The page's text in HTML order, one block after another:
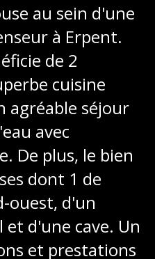
au sein d'une
à Erpent.
de 2
cuisine
agréable séjour
avec
De plus, le bien
dont 1 de
ouest, d'un
et d'une cave. Un
et prestations